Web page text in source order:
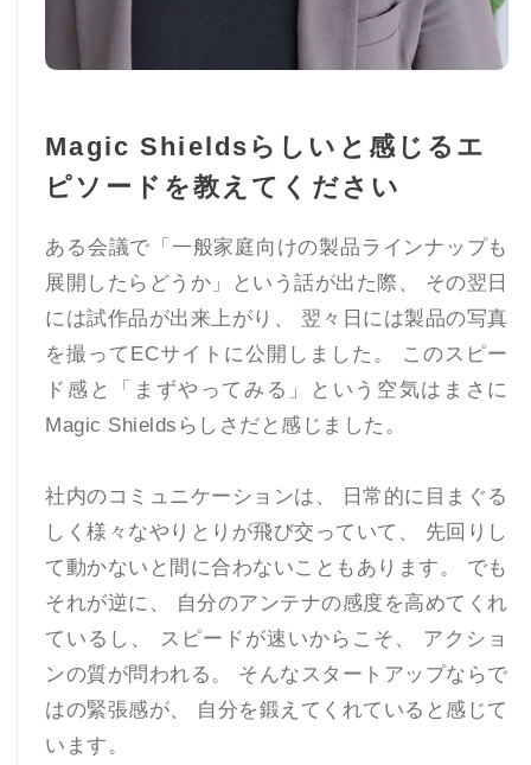
Magic Shieldsらしいと感じるエ
ピソードを教えてください
ある会議で「一般家庭向けの製品ラインナップも
展開したらどうか」という話が出た際、 その翌日
には試作品が出来上がり、 翌々日には製品の写真
を撮ってECサイトに公開しました。 このスピー
ド感と「まずやってみる」という空気はまさに
Magic Shieldsらしさだと感じました。
社内のコミュニケーションは、 日常的に目まぐる
しく様々なやりとりが飛び交っていて、 先回りし
て動かないと間に合わないこともあります。 でも
それが逆に、 自分のアンテナの感度を高めてくれ
ているし、 スピードが速いからこそ、 アクショ
ンの質が問われる。 そんなスタートアップならで
はの緊張感が、 自分を鍛えてくれていると感じて
います。